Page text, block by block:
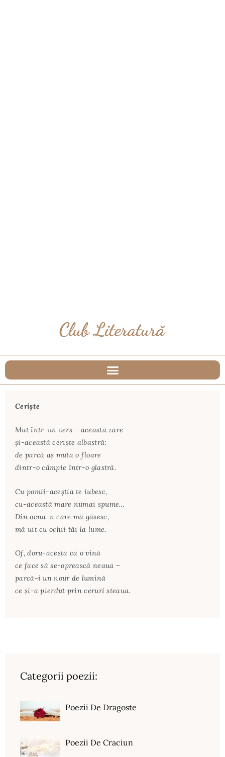
Ceriște
Mut într-un vers – această zare
şi-această cerişte albastră:
de parcă aş muta o floare
dintr-o câmpie într-o glastră.
Cu pomii-aceştia te iubesc,
cu-această mare numai spume…
Din ocna-n care mă găsesc,
mă uit cu ochii tăi la lume.
Of, doru-acesta ca o vină
ce face să se-oprească neaua –
parcă-i un nour de lumină
ce şi-a pierdut prin ceruri steaua.
Categorii poezii:
Poezii De Dragoste
Poezii De Craciun